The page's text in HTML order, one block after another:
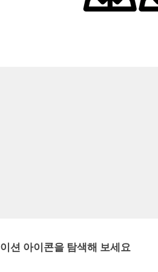
션 아이콘을 탐색해 보세요